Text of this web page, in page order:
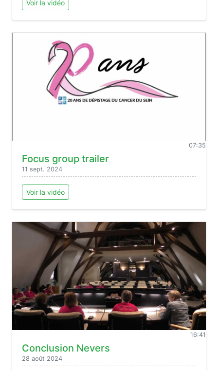
Voir la vidéo
07:35
Focus group trailer
11 sept. 2024
Voir la vidéo
16:41
Conclusion Nevers
28 août 2024